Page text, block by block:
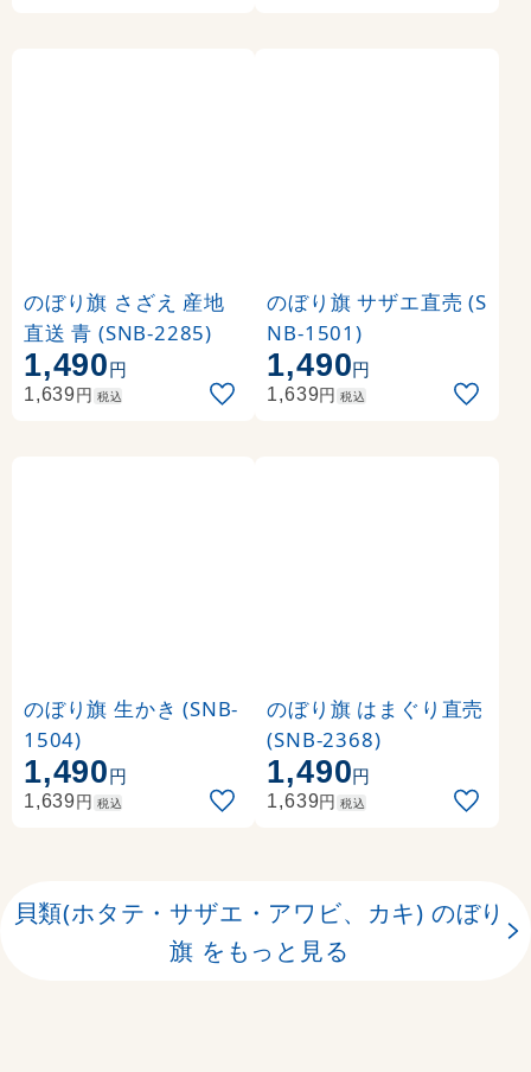
のぼり旗 さざえ 産地
直送 青 (SNB-2285)
1,490円
1,639円 税込
のぼり旗 サザエ直売 (S
NB-1501)
1,490円
1,639円 税込
のぼり旗 生かき (SNB-
1504)
1,490円
1,639円 税込
のぼり旗 はまぐり直売
(SNB-2368)
1,490円
1,639円 税込
貝類(ホタテ・サザエ・アワビ、カキ) のぼり
旗 をもっと見る